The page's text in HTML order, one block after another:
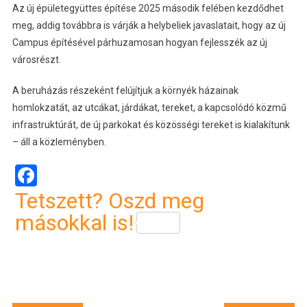
Az új épületegyüttes építése 2025 második felében kezdődhet
meg, addig továbbra is várják a helybeliek javaslatait, hogy az új
Campus építésével párhuzamosan hogyan fejlesszék az új
városrészt.
A beruházás részeként felújítjuk a környék házainak
homlokzatát, az utcákat, járdákat, tereket, a kapcsolódó közmű
infrastruktúrát, de új parkokat és közösségi tereket is kialakítunk
– áll a közleményben.
Facebook
Tetszett? Oszd meg
másokkal is!